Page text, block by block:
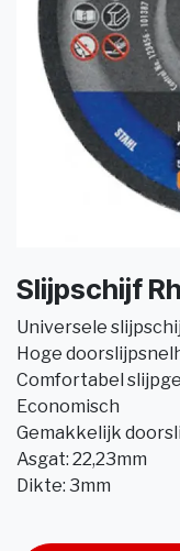
Slijpschijf
Universele
Hoge
Comfortabel
Economisch
Gemakkelijk
Asgat: 22,23mm
Dikte: 3mm